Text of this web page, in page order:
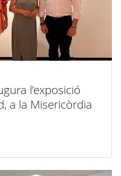
l’exposició
a la Misericòrdia